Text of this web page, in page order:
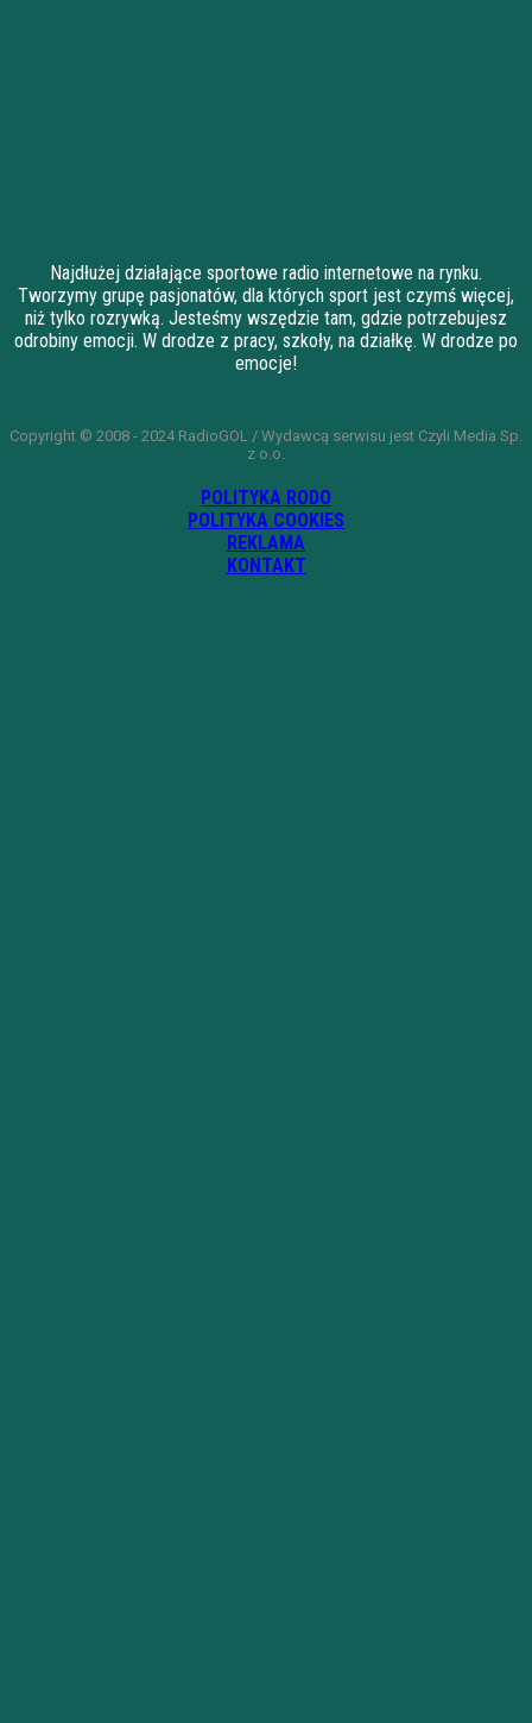
Najdłużej działające sportowe radio internetowe na rynku.
Tworzymy grupę pasjonatów, dla których sport jest czymś więcej,
niż tylko rozrywką. Jesteśmy wszędzie tam, gdzie potrzebujesz
odrobiny emocji. W drodze z pracy, szkoły, na działkę. W drodze po
emocje!
Copyright © 2008 - 2024 RadioGOL / Wydawcą serwisu jest Czyli Media Sp.
z o.o.
POLITYKA RODO
POLITYKA COOKIES
REKLAMA
KONTAKT